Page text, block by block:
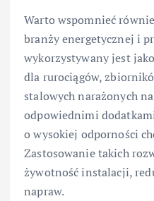
Warto wspomnieć
branży energetycznej i
wykorzystywany jest
dla rurociągów,
stalowych narażonych
odpowiednimi
o wysokiej odporności
Zastosowanie takich
żywotność instalacji,
napraw.